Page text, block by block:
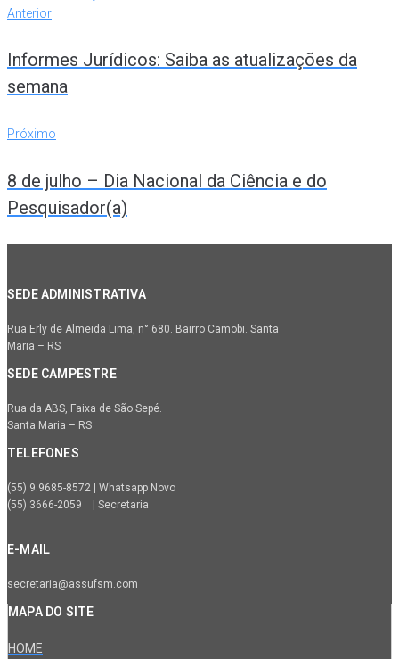
Navegação
de
Post
Anterior
Anterior
Informes Jurídicos: Saiba as atualizações da
semana
Próximo
Próximo
8 de julho – Dia Nacional da Ciência e do
Pesquisador(a)
SEDE ADMINISTRATIVA
Rua Erly de Almeida Lima, n° 680. Bairro Camobi. Santa
Maria – RS
SEDE CAMPESTRE
Rua da ABS, Faixa de São Sepé.
Santa Maria – RS
TELEFONES
(55) 9.9685-8572 | Whatsapp Novo
(55) 3666-2059 | Secretaria
E-MAIL
secretaria@assufsm.com
MAPA DO SITE
HOME